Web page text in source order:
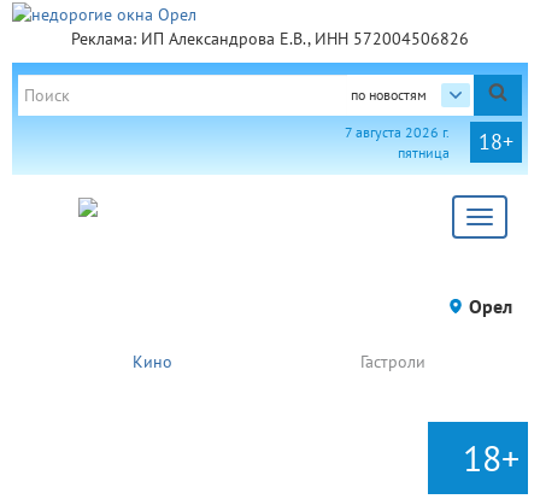
Реклама: ИП Александрова Е.В., ИНН 572004506826
по новостям
18+
7 августа 2026 г.
пятница
Toggle
Орел
Кино Гастроли
18+